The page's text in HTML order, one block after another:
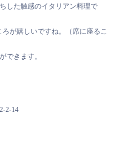
した触感のイタリアン料理で
が嬉しいですね。（席に座るこ
できます。
2-14